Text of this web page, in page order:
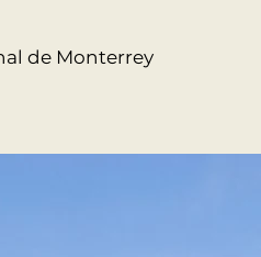
de Monterrey